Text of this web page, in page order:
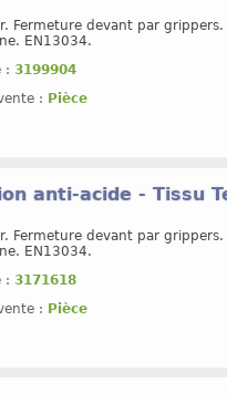
Fermeture devant par grippers.
EN13034.
: 3199904
: Pièce
anti-acide - Tissu
Fermeture devant par grippers.
EN13034.
: 3171618
: Pièce